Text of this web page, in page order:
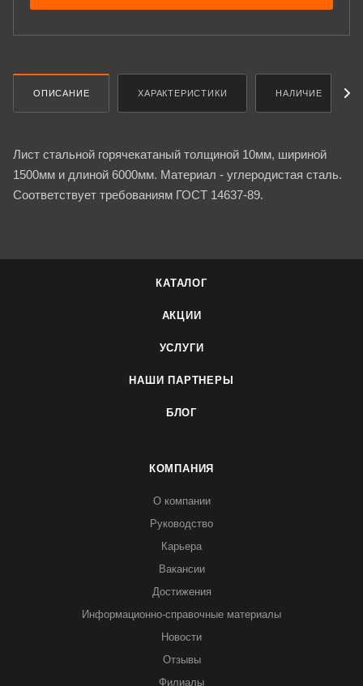
ОПИСАНИЕ ХАРАКТЕРИСТИКИ НАЛИЧИЕ
Лист стальной горячекатаный толщиной 10мм, шириной
1500мм и длиной 6000мм. Материал - углеродистая сталь.
Соответствует требованиям ГОСТ 14637-89.
КАТАЛОГ
АКЦИИ
УСЛУГИ
НАШИ ПАРТНЕРЫ
БЛОГ
КОМПАНИЯ
О компании
Руководство
Карьера
Вакансии
Достижения
Информационно-справочные материалы
Новости
Отзывы
Филиалы